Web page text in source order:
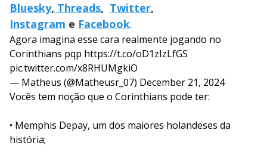
Bluesky, Threads, Twitter,
Instagram e Facebook.
Agora imagina esse cara realmente jogando no
Corinthians pqp https://t.co/oD1zIzLfGS
pic.twitter.com/x8RHUMgkiO
— Matheus (@Matheusr_07) December 21, 2024
Vocês tem noção que o Corinthians pode ter:
• Memphis Depay, um dos maiores holandeses da
história;